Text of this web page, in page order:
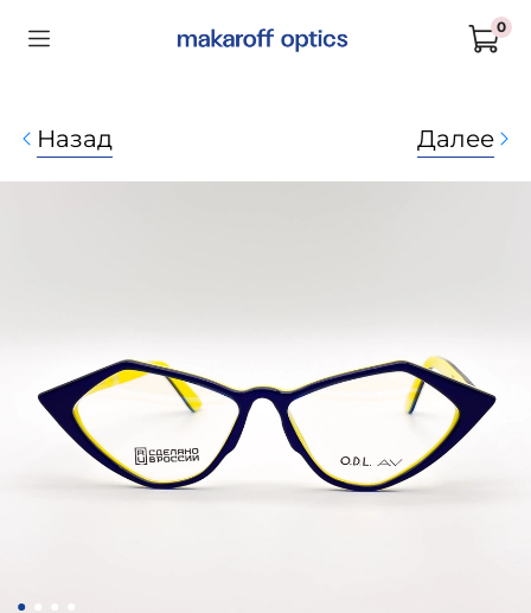
0
Назад Далее